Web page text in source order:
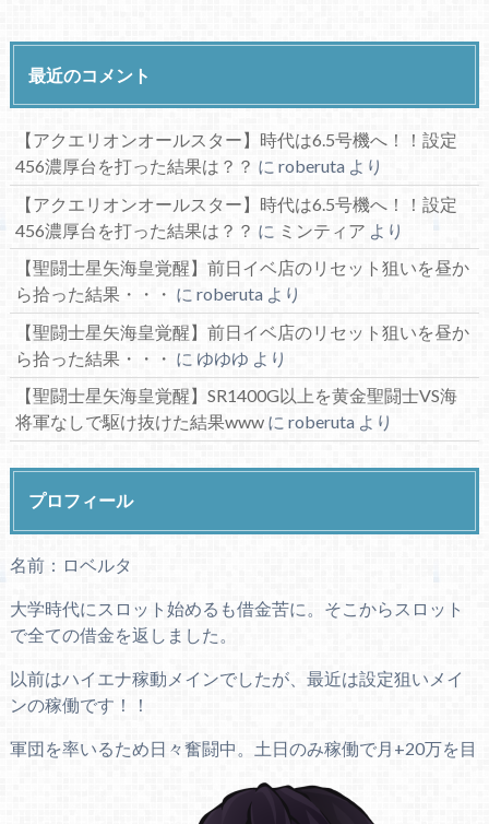
最近のコメント
【アクエリオンオールスター】時代は6.5号機へ！！設定
456濃厚台を打った結果は？？ に roberutaより
【アクエリオンオールスター】時代は6.5号機へ！！設定
456濃厚台を打った結果は？？ に ミンティア より
【聖闘士星矢海皇覚醒】前日イベ店のリセット狙いを昼か
ら拾った結果・・・ に roberutaより
【聖闘士星矢海皇覚醒】前日イベ店のリセット狙いを昼か
ら拾った結果・・・ に ゆゆゆ より
【聖闘士星矢海皇覚醒】SR1400G以上を黄金聖闘士VS海
将軍なしで駆け抜けた結果wwwに roberutaより
プロフィール
名前：ロベルタ
大学時代にスロット始めるも借金苦に。そこからスロット
で全ての借金を返しました。
以前はハイエナ稼動メインでしたが、最近は設定狙いメイ
ンの稼働です！！
軍団を率いるため日々奮闘中。土日のみ稼働で月+20万を目